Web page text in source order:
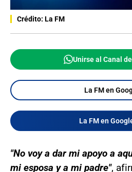
Crédito: La FM
Unirse al Canal
La FM en
La FM en
"No voy a dar mi apoyo a
mi esposa y a mi padre",